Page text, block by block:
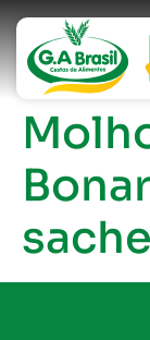
sache